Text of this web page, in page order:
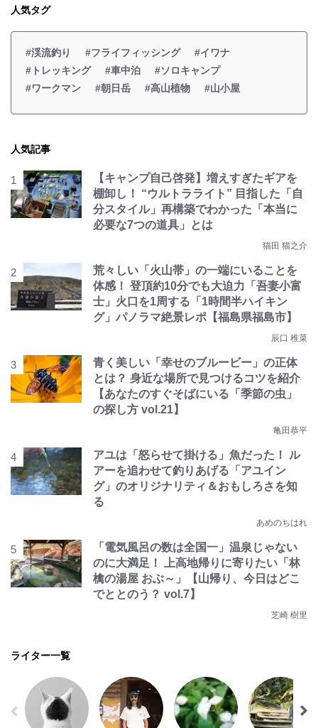
人気タグ
#渓流釣り #フライフィッシング
#イワナ
#トレッキング
#車中泊
#ソロキャンプ
#ワークマン
#朝日岳 #高山植物 #山小屋
人気記事
【キャンプ自己啓発】増えすぎたギアを
棚卸し！ “ウルトラライト” 目指した「自
分スタイル」再構築でわかった「本当に
必要な7つの道具」とは
猫田 猫之介
荒々しい「火山帯」の一端にいることを
体感！ 登頂約10分でも大迫力「吾妻小富
士」火口を1周する「1時間半ハイキン
グ」パノラマ絶景レポ【福島県福島市】
辰口 稚菜
青く美しい「幸せのブルービー」の正体
とは？ 身近な場所で見つけるコツを紹介
【あなたのすぐそばにいる「季節の虫」
の探し方 vol.21】
亀田恭平
アユは「怒らせて掛ける」魚だった！ ル
アーを追わせて釣りあげる「アユイン
グ」のオリジナリティ＆おもしろさを知
る
あめのちはれ
「電気風呂の数は全国一」温泉じゃない
のに大満足！ 上高地帰りに寄りたい「林
檎の湯屋 おぶ～」【山帰り、今日はどこ
でととのう？ vol.7】
芝崎 樹里
ライター一覧